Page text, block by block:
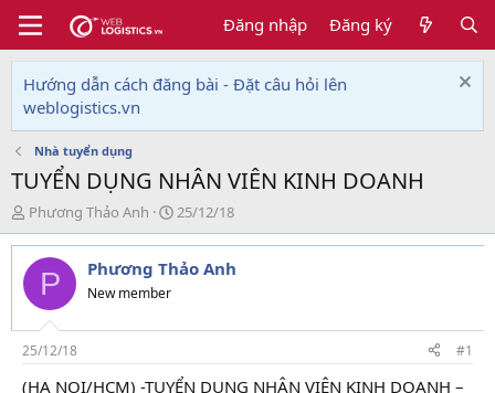
Đăng nhập Đăng ký
Hướng dẫn cách đăng bài - Đặt câu hỏi lên
weblogistics.vn
Nhà tuyển dụng
TUYỂN DỤNG NHÂN VIÊN KINH DOANH
T
h
r
e
d
s
t
a
Phương Thảo Anh
N
g
à
y
i
25/12/18
P Phương Thảo Anh
New member
25/12/18 #1
(HA NOI/HCM) -TUYỂN DỤNG NHÂN VIÊN KINH DOANH –